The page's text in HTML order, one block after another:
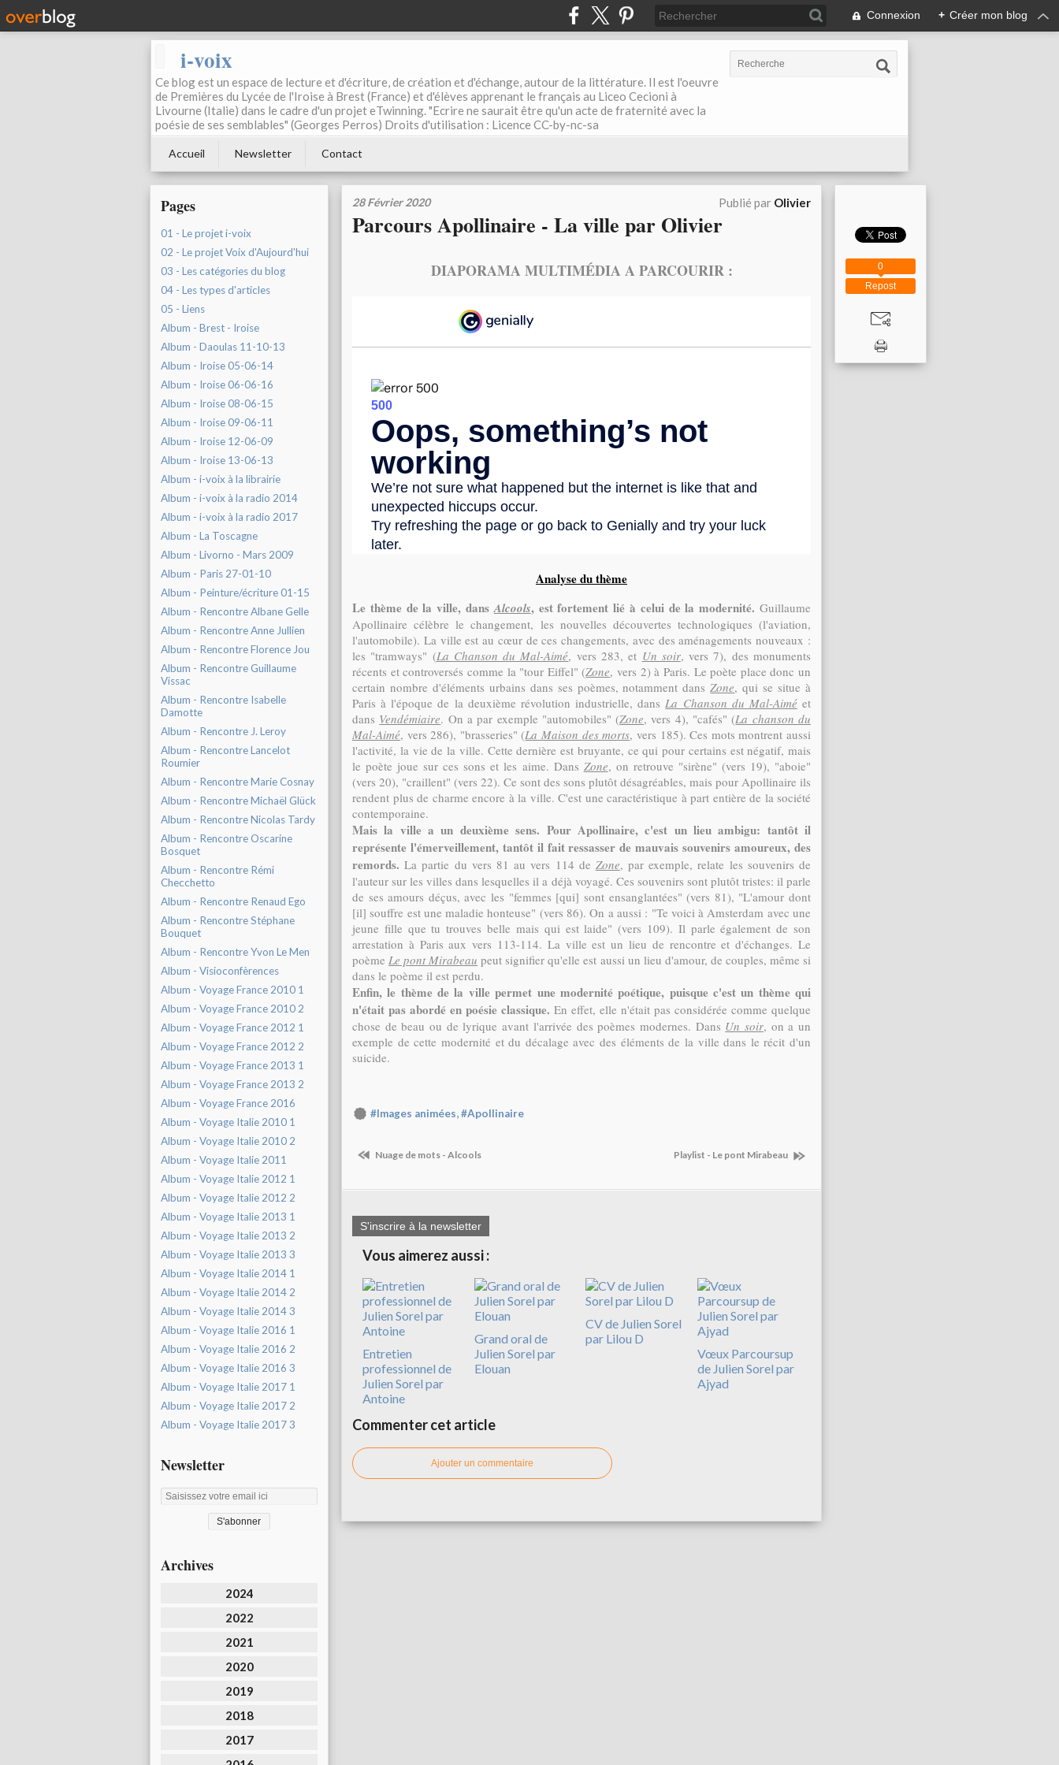
Connexion + Créer mon blog
i-voix
Ce blog est un espace de lecture et d'écriture, de création et d'échange, autour de la littérature. Il est l'oeuvre
de Premières du Lycée de l'Iroise à Brest (France) et d'élèves apprenant le français au Liceo Cecioni à
Livourne (Italie) dans le cadre d'un projet eTwinning. "Ecrire ne saurait être qu'un acte de fraternité avec la
poésie de ses semblables" (Georges Perros) Droits d'utilisation : Licence CC-by-nc-sa
Accueil Newsletter Contact
Pages
01 - Le projet i-voix
02 - Le projet Voix d'Aujourd'hui
03 - Les catégories du blog
04 - Les types d'articles
05 - Liens
Album - Brest - Iroise
Album - Daoulas 11-10-13
Album - Iroise 05-06-14
Album - Iroise 06-06-16
Album - Iroise 08-06-15
Album - Iroise 09-06-11
Album - Iroise 12-06-09
Album - Iroise 13-06-13
Album - i-voix à la librairie
Album - i-voix à la radio 2014
Album - i-voix à la radio 2017
Album - La Toscagne
Album - Livorno - Mars 2009
Album - Paris 27-01-10
Album - Peinture/écriture 01-15
Album - Rencontre Albane Gelle
Album - Rencontre Anne Jullien
Album - Rencontre Florence Jou
Album - Rencontre Guillaume
Vissac
Album - Rencontre Isabelle
Damotte
Album - Rencontre J. Leroy
Album - Rencontre Lancelot
Roumier
Album - Rencontre Marie Cosnay
Album - Rencontre Michaël Glück
Album - Rencontre Nicolas Tardy
Album - Rencontre Oscarine
Bosquet
Album - Rencontre Rémi
Checchetto
Album - Rencontre Renaud Ego
Album - Rencontre Stéphane
Bouquet
Album - Rencontre Yvon Le Men
Album - Visioconfèrences
Album - Voyage France 2010 1
Album - Voyage France 2010 2
Album - Voyage France 2012 1
Album - Voyage France 2012 2
Album - Voyage France 2013 1
Album - Voyage France 2013 2
Album - Voyage France 2016
Album - Voyage Italie 2010 1
Album - Voyage Italie 2010 2
Album - Voyage Italie 2011
Album - Voyage Italie 2012 1
Album - Voyage Italie 2012 2
Album - Voyage Italie 2013 1
Album - Voyage Italie 2013 2
Album - Voyage Italie 2013 3
Album - Voyage Italie 2014 1
Album - Voyage Italie 2014 2
Album - Voyage Italie 2014 3
Album - Voyage Italie 2016 1
Album - Voyage Italie 2016 2
Album - Voyage Italie 2016 3
Album - Voyage Italie 2017 1
Album - Voyage Italie 2017 2
Album - Voyage Italie 2017 3
Newsletter
Archives
2024
2022
2021
2020
2019
2018
2017
28 Février 2020 Publié par Olivier
Parcours Apollinaire - La ville par Olivier
DIAPORAMA MULTIMÉDIA A PARCOURIR :
Analyse du thème
Le thème de la ville, dansAlcools, est fortement lié à celui de la modernité.Guillaume
Apollinaire célèbre le changement, les nouvelles découvertes technologiques (l'aviation,
l'automobile). La ville est au cœur de ces changements, avec des aménagements nouveaux :
les "tramways" (La Chanson du Mal-Aimé, vers 283, et Un soir, vers 7), des monuments
récents et controversés comme la "tour Eiffel" (Zone, vers 2) à Paris. Le poète place donc un
certain nombre d'éléments urbains dans ses poèmes, notamment dansZone, qui se situe à
Paris à l'époque de la deuxième révolution industrielle, dansLa Chanson du Mal-Aiméet
dans Vendémiaire. On a par exemple "automobiles" (Zone, vers 4), "cafés" (La chanson du
Mal-Aimé, vers 286), "brasseries" (La Maison des morts, vers 185). Ces mots montrent aussi
l'activité, la vie de la ville. Cette dernière est bruyante, ce qui pour certains est négatif, mais
le poète joue sur ces sons et les aime. Dans Zone, on retrouve "sirène" (vers 19), "aboie"
(vers 20), "craillent" (vers 22). Ce sont des sons plutôt désagréables, mais pour Apollinaire ils
rendent plus de charme encore à la ville. C'est une caractéristique à part entière de la société
contemporaine.
Mais la ville a un deuxième sens. Pour Apollinaire, c'est un lieu ambigu: tantôt il
représente l'émerveillement, tantôt il fait ressasser de mauvais souvenirs amoureux, des
remords.La partie du vers 81 au vers 114 de Zone, par exemple, relate les souvenirs de
l'auteur sur les villes dans lesquelles il a déjà voyagé. Ces souvenirs sont plutôt tristes: il parle
de ses amours déçus, avec les "femmes [qui] sont ensanglantées" (vers 81), "L'amour dont
[il] souffre est une maladie honteuse" (vers 86). On a aussi : "Te voici à Amsterdam avec une
jeune fille que tu trouves belle mais qui est laide" (vers 109). Il parle également de son
arrestation à Paris aux vers 113-114. La ville est un lieu de rencontre et d'échanges. Le
poèmeLe pont Mirabeau peut signifier qu'elle est aussi un lieu d'amour, de couples, même si
dans le poème il est perdu.
Enfin, le thème de la ville permet une modernité poétique, puisque c'est un thème qui
n'était pas abordé en poésie classique. En effet, elle n'était pas considérée comme quelque
chose de beau ou de lyrique avant l'arrivée des poèmes modernes. Dans Un soir, on a un
exemple de cette modernité et du décalage avec des éléments de la ville dans le récit d'un
suicide.
#Images animées,#Apollinaire
Nuage de mots - Alcools Playlist - Le pont Mirabeau
S'inscrire à la newsletter
Vous aimerez aussi :
Entretien
professionnel de
Julien Sorel par
Antoine
Grand oral de
Julien Sorel par
Elouan
CV de Julien Sorel
par Lilou D
Vœux Parcoursup
de Julien Sorel par
Ajyad
Commenter cet article
Ajouter un commentaire
Repost
0